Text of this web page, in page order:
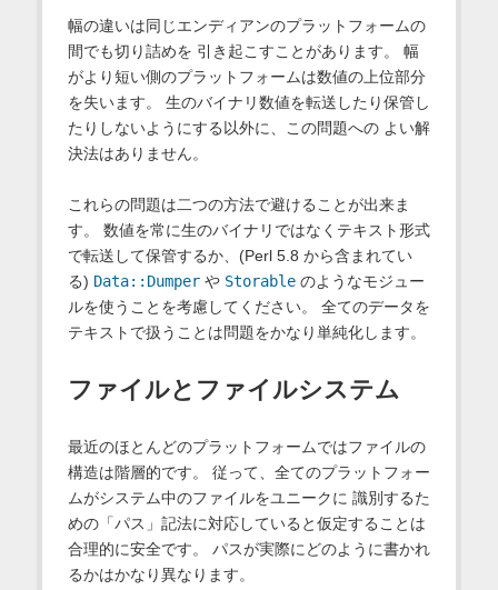
幅の違いは同じエンディアンのプラットフォームの
間でも切り詰めを 引き起こすことがあります。 幅
がより短い側のプラットフォームは数値の上位部分
を失います。 生のバイナリ数値を転送したり保管し
たりしないようにする以外に、この問題への よい解
決法はありません。
これらの問題は二つの方法で避けることが出来ま
す。 数値を常に生のバイナリではなくテキスト形式
で転送して保管するか、(Perl 5.8 から含まれてい
る) Data::Dumperや Storableのようなモジュー
ルを使うことを考慮してください。 全てのデータを
テキストで扱うことは問題をかなり単純化します。
ファイルとファイルシステム
最近のほとんどのプラットフォームではファイルの
構造は階層的です。 従って、全てのプラットフォー
ムがシステム中のファイルをユニークに 識別するた
めの「パス」記法に対応していると仮定することは
合理的に安全です。 パスが実際にどのように書かれ
るかはかなり異なります。